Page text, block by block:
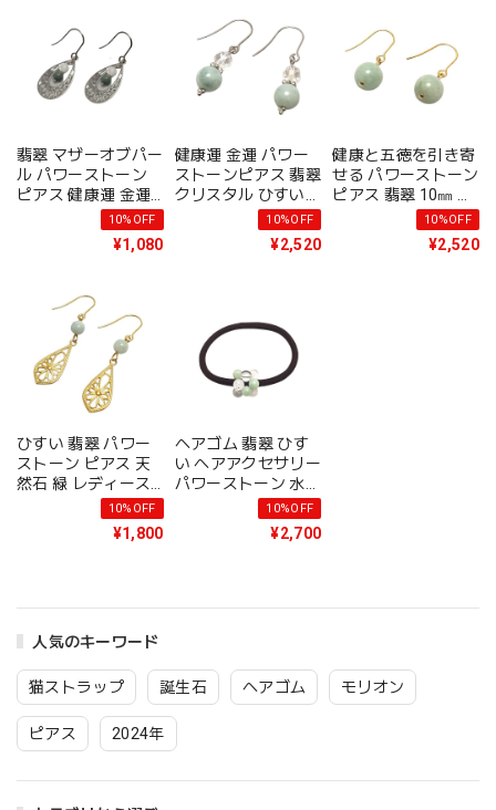
人気のキーワード
猫ストラップ 誕生石 ヘアゴム モリオン
ピアス 2024年
メイド アクセサリー
プレゼント シンプル
女性 誕生日プレゼン
メール便 送料無料
ギフト 誕生日プレゼ
ント アクセサリー
ス イヤリング変更可
送料無料 アクセサリ
翡翠 マザーオブパー
ル パワーストーン
ピアス 健康運 金運
恋愛運 天然石 ピア
ス 金属アレルギー
対応 チタン ギフト
料無料 誕生日 アク
セサリー
10%OFF
¥1,080
健康運 金運 パワー
ストーンピアス 翡翠
クリスタル ひすい
水晶 金属アレルギー
チタン 変更可 5月
誕生石 プレゼント
料 アクセサリー
10%OFF
¥2,520
健康と五徳を引き寄
せる パワーストーン
ピアス 翡翠 10㎜ 天
然石 金属アレルギー
対応 チタン とわの
石 オリジナル ぶら
10%OFF
¥2,520
ひすい 翡翠 パワー
ストーン ピアス 天
然石 緑 レディース
アクセサリー プレゼ
ント ギフト ピアス
金属アレルギー 対応
可 メール便送料無料
10%OFF
¥1,800
ヘアゴム 翡翠 ひす
い ヘアアクセサリー
パワーストーン 水晶
クリスタル レインボ
ークォーツ 髪飾り
天然石 アクセサリー
誕生日プレゼント ギ
10%OFF
¥2,700